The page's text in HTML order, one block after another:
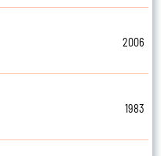
2006
1983